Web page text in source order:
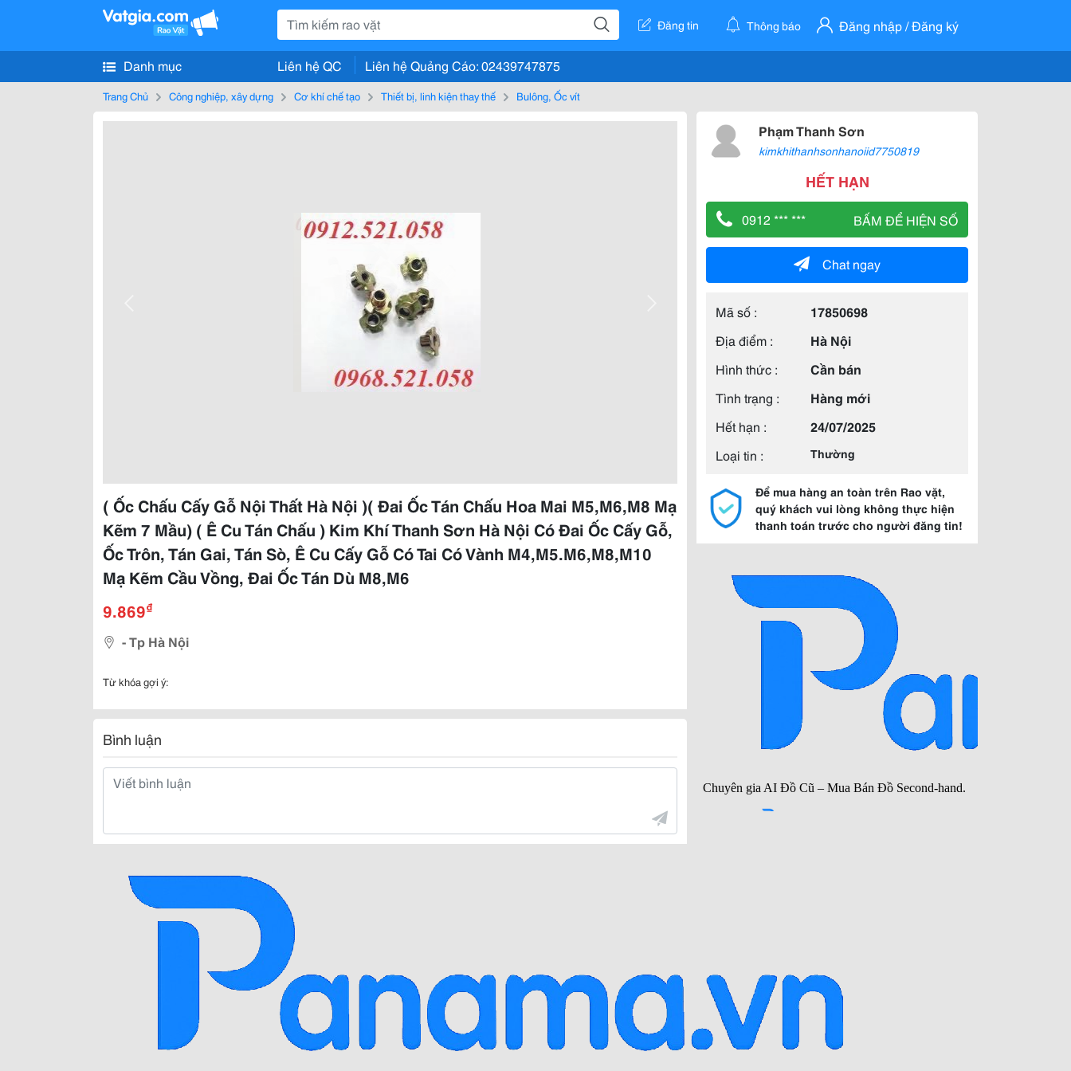
Đăng tin Thông báo Đăng nhập / Đăng ký
Danh mục Liên hệ QC Liên hệ Quảng Cáo: 02439747875
Trang Chủ Công nghiệp, xây dựng Cơ khí chế tạo Thiết bị, linh kiện thay thế Bulông, Ốc vít
( Ốc Chấu Cấy Gỗ Nội Thất Hà Nội )( Đai Ốc Tán Chấu Hoa Mai M5,M6,M8 Mạ
Kẽm 7 Mầu) ( Ê Cu Tán Chấu ) Kim Khí Thanh Sơn Hà Nội Có Đai Ốc Cấy Gỗ,
Ốc Trôn, Tán Gai, Tán Sò, Ê Cu Cấy Gỗ Có Tai Có Vành M4,M5.M6,M8,M10
Mạ Kẽm Cầu Vồng, Đai Ốc Tán Dù M8,M6
9.869₫
- Tp Hà Nội
Từ khóa gợi ý:
Bình luận
Phạm Thanh Sơn
kimkhithanhsonhanoiid7750819
HẾT HẠN
0912 *** *** BẤM ĐỂ HIỆN SỐ
Chat ngay
Mã số :
17850698
Địa điểm :
Hà Nội
Hình thức :
Cần bán
Tình trạng :
Hàng mới
Hết hạn :
24/07/2025
Loại tin :
Thường
Để mua hàng an toàn trên Rao vặt,
quý khách vui lòng không thực hiện
thanh toán trước cho người đăng tin!